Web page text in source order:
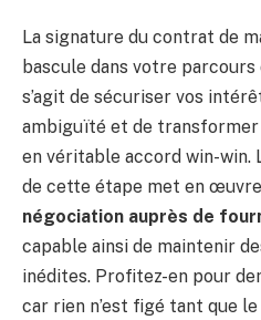
La signature du contrat de
bascule dans votre parcours
s’agit de sécuriser vos
ambiguïté et de transformer
en véritable accord win-win.
de cette étape met en
négociation auprès de
capable ainsi de maintenir
inédites. Profitez-en pour
car rien n’est figé tant que